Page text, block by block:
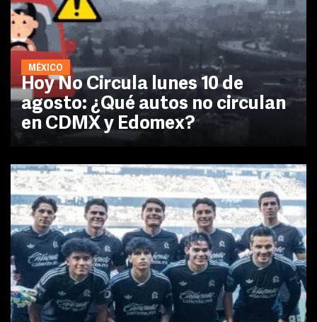
MÉXICO
Hoy No Circula lunes 10 de
agosto: ¿Qué autos no circulan
en CDMX y Edomex?